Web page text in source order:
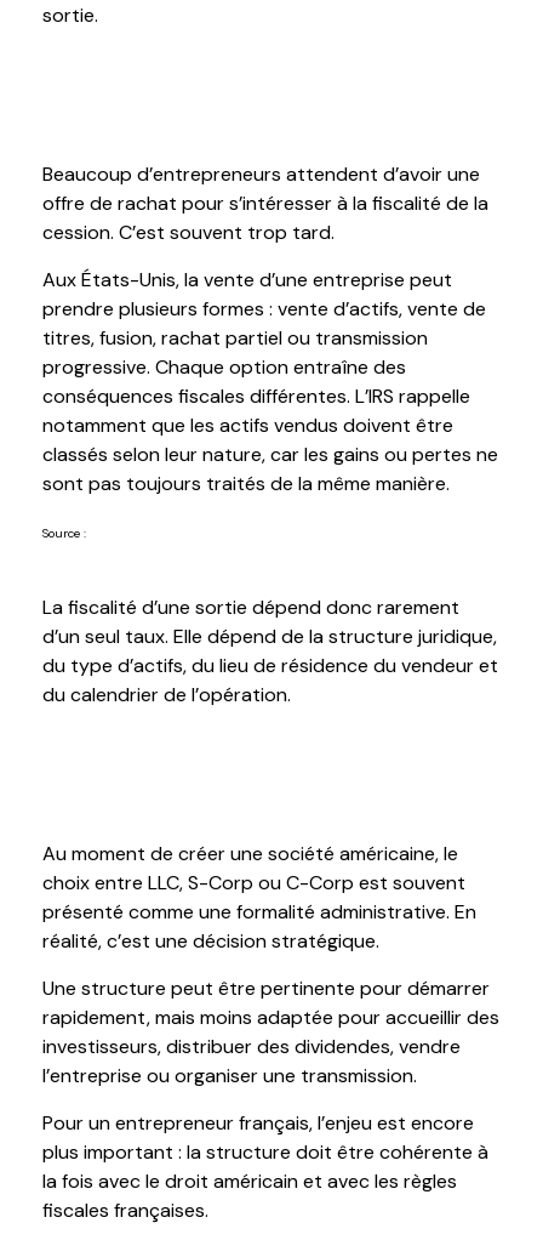
sortie.
Beaucoup d’entrepreneurs attendent d’avoir une
offre de rachat pour s’intéresser à la fiscalité de la
cession. C’est souvent trop tard.
Aux États-Unis, la vente d’une entreprise peut
prendre plusieurs formes : vente d’actifs, vente de
titres, fusion, rachat partiel ou transmission
progressive. Chaque option entraîne des
conséquences fiscales différentes. L’IRS rappelle
notamment que les actifs vendus doivent être
classés selon leur nature, car les gains ou pertes ne
sont pas toujours traités de la même manière.
Source :
La fiscalité d’une sortie dépend donc rarement
d’un seul taux. Elle dépend de la structure juridique,
du type d’actifs, du lieu de résidence du vendeur et
du calendrier de l’opération.
Au moment de créer une société américaine, le
choix entre LLC, S-Corp ou C-Corp est souvent
présenté comme une formalité administrative. En
réalité, c’est une décision stratégique.
Une structure peut être pertinente pour démarrer
rapidement, mais moins adaptée pour accueillir des
investisseurs, distribuer des dividendes, vendre
l’entreprise ou organiser une transmission.
Pour un entrepreneur français, l’enjeu est encore
plus important : la structure doit être cohérente à
la fois avec le droit américain et avec les règles
fiscales françaises.